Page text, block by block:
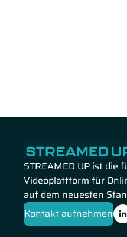
STREAMED UP ist die
Videoplattform für
auf dem neuesten
Kontakt aufnehmen